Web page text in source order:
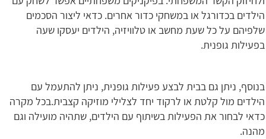
הילדים בכדורגל או במשחקי כדור אחרים. כדאי ליצור הסכמים
שלפיהם על כל שעת מחשב או טלוויזיה, הילדים יעסקו שעה
בפעילות גופנית.
בנוסף, ניתן גם בבית לבצע פעילות גופנית, ניתן להתעמל עם
הילדים מול קלטת או לרקוד יחד לצלילי מוזיקה קצבית.בכל מקרה
כדאי לבחור את הפעילות בשיתוף עם הילדים, שתהיה מועילה וגם
מהנה.